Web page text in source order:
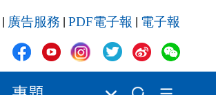
廣告服務 PDF電子報 電子報